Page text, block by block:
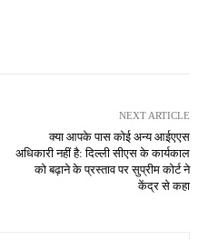
NEXT ARTICLE
क्या आपके पास कोई अन्य आईएएस
अधिकारी नहीं है: दिल्ली सीएस के कार्यकाल
को बढ़ाने के प्रस्ताव पर सुप्रीम कोर्ट ने
केंद्र से कहा